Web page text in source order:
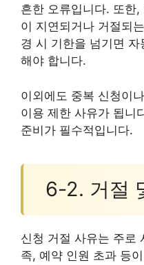
흔한 오류입니다. 또한
이 지연되거나 거절되
경 시 기한을 넘기면
해야 합니다.
이외에도 중복 신청이
이용 제한 사유가 됩니
준비가 필수적입니다.
6-2. 거절
신청 거절 사유는 주로
족, 예약 인원 초과 등